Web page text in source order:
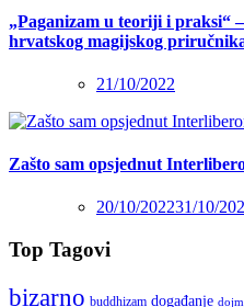
„Paganizam u teoriji i praksi“
hrvatskog magijskog
21/10/2022
Zašto sam opsjednut
20/10/202231/10/
Top Tagovi
bizarno buddhizam događanje